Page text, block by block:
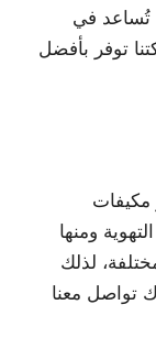
تُساعد في
توفر بأفضل
مكيفات
ومنها
لذلك
تواصل معنا